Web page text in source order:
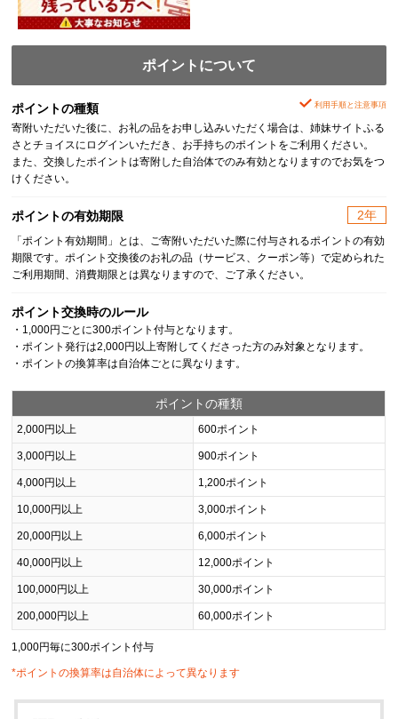
ポイントについて
ポイントの種類 利用手順と注意事項
寄附いただいた後に、お礼の品をお申し込みいただく場合は、姉妹サイトふる
さとチョイスにログインいただき、お手持ちのポイントをご利用ください。
また、交換したポイントは寄附した自治体でのみ有効となりますのでお気をつ
けください。
ポイントの有効期限 2年
「ポイント有効期間」とは、ご寄附いただいた際に付与されるポイントの有効
期限です。ポイント交換後のお礼の品（サービス、クーポン等）で定められた
ご利用期間、消費期限とは異なりますので、ご了承ください。
ポイント交換時のルール
・1,000円ごとに300ポイント付与となります。
・ポイント発行は2,000円以上寄附してくださった方のみ対象となります。
・ポイントの換算率は自治体ごとに異なります。
ポイントの種類
2,000円以上 600ポイント
3,000円以上 900ポイント
4,000円以上 1,200ポイント
10,000円以上 3,000ポイント
20,000円以上 6,000ポイント
40,000円以上 12,000ポイント
100,000円以上 30,000ポイント
200,000円以上 60,000ポイント
1,000円毎に300ポイント付与
*ポイントの換算率は自治体によって異なります